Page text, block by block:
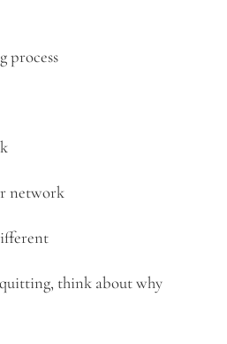
process
network
think about why